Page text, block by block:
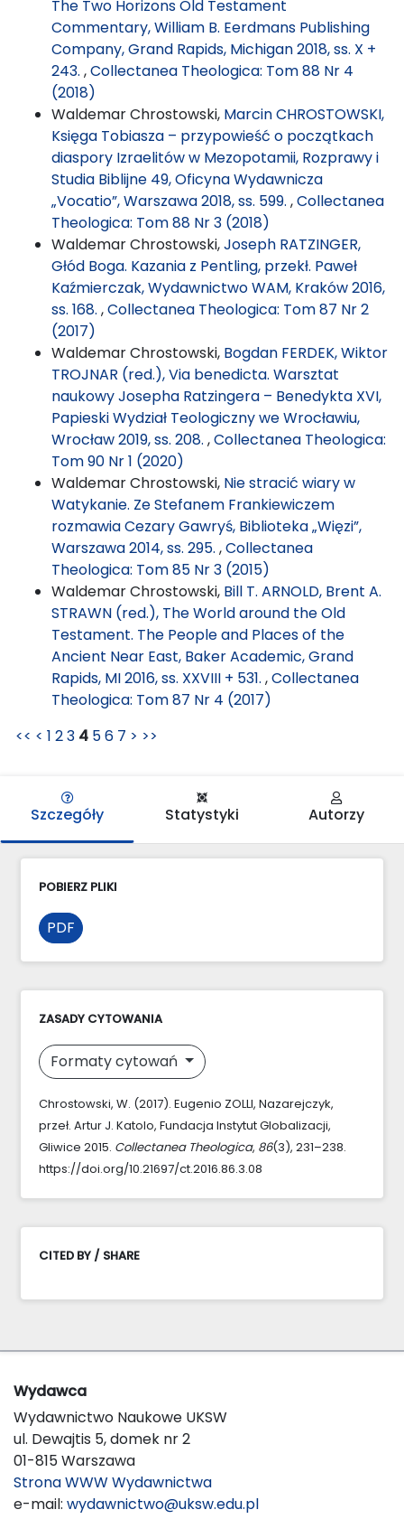
The Two Horizons Old Testament
Commentary, William B. Eerdmans Publishing
Company, Grand Rapids, Michigan 2018, ss. X +
243. ,Collectanea Theologica: Tom 88 Nr 4
(2018)
Waldemar Chrostowski, Marcin CHROSTOWSKI,
Księga Tobiasza – przypowieść o początkach
diaspory Izraelitów w Mezopotamii, Rozprawy i
Studia Biblijne 49, Oficyna Wydawnicza
„Vocatio”, Warszawa 2018, ss. 599. ,Collectanea
Theologica: Tom 88 Nr 3 (2018)
Waldemar Chrostowski,Joseph RATZINGER,
Głód Boga. Kazania z Pentling, przekł. Paweł
Kaźmierczak, Wydawnictwo WAM, Kraków 2016,
ss. 168. ,Collectanea Theologica: Tom 87 Nr 2
(2017)
Waldemar Chrostowski, Bogdan FERDEK, Wiktor
TROJNAR (red.), Via benedicta. Warsztat
naukowy Josepha Ratzingera – Benedykta XVI,
Papieski Wydział Teologiczny we Wrocławiu,
Wrocław 2019, ss. 208. ,Collectanea Theologica:
Tom 90 Nr 1 (2020)
Waldemar Chrostowski, Nie stracić wiary w
Watykanie. Ze Stefanem Frankiewiczem
rozmawia Cezary Gawryś, Biblioteka „Więzi”,
Warszawa 2014, ss. 295. ,Collectanea
Theologica: Tom 85 Nr 3 (2015)
Waldemar Chrostowski, Bill T. ARNOLD, Brent A.
STRAWN (red.), The World around the Old
Testament. The People and Places of the
Ancient Near East, Baker Academic, Grand
Rapids, MI 2016, ss. XXVIII + 531. ,Collectanea
Theologica: Tom 87 Nr 4 (2017)
<< < 1 23 4 56 7 > >>
Szczegóły Statystyki Autorzy
POBIERZ PLIKI
PDF
ZASADY CYTOWANIA
Formaty cytowań
Chrostowski, W. (2017). Eugenio ZOLLI, Nazarejczyk,
przeł. Artur J. Katolo, Fundacja Instytut Globalizacji,
Gliwice 2015. Collectanea Theologica, 86(3), 231–238.
https://doi.org/10.21697/ct.2016.86.3.08
CITED BY / SHARE
Wydawca
Wydawnictwo Naukowe UKSW
ul. Dewajtis 5, domek nr 2
01-815 Warszawa
Strona WWW Wydawnictwa
e-mail: wydawnictwo@uksw.edu.pl